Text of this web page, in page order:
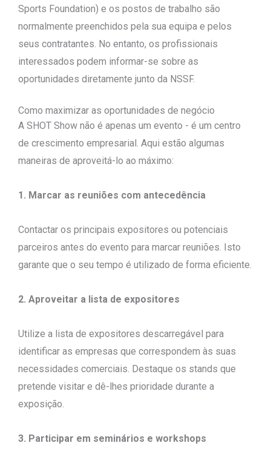
Sports Foundation) e os postos de trabalho são
normalmente preenchidos pela sua equipa e pelos
seus contratantes. No entanto, os profissionais
interessados podem informar-se sobre as
oportunidades diretamente junto da NSSF.
Como maximizar as oportunidades de negócio
A SHOT Show não é apenas um evento - é um centro
de crescimento empresarial. Aqui estão algumas
maneiras de aproveitá-lo ao máximo:
1. Marcar as reuniões com antecedência
Contactar os principais expositores ou potenciais
parceiros antes do evento para marcar reuniões. Isto
garante que o seu tempo é utilizado de forma eficiente.
2. Aproveitar a lista de expositores
Utilize a lista de expositores descarregável para
identificar as empresas que correspondem às suas
necessidades comerciais. Destaque os stands que
pretende visitar e dê-lhes prioridade durante a
exposição.
3. Participar em seminários e workshops